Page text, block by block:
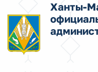
Ханты-